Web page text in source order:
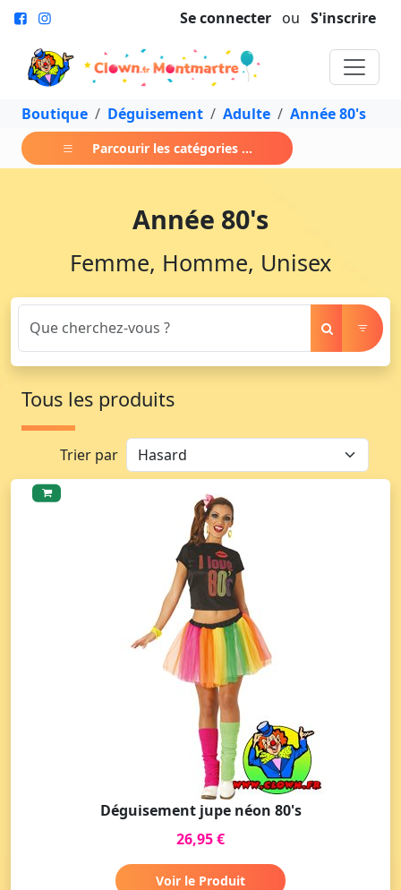
Se connecter ou S'inscrire
Boutique Déguisement Adulte Année 80's
Parcourir les catégories ...
Année 80's
Femme, Homme, Unisex
Tous les produits
Trier par
Déguisement jupe néon 80's
26,95 €
Voir le Produit